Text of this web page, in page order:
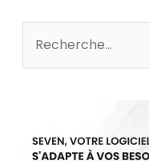
Rechercher :